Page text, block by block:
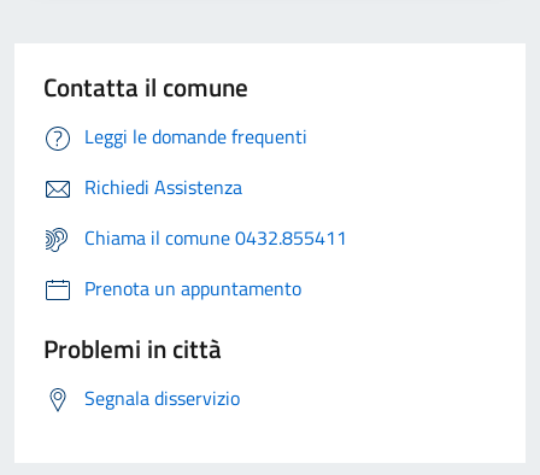
Contatta il comune
Leggi le domande frequenti
Richiedi Assistenza
Chiama il comune 0432.855411
Prenota un appuntamento
Problemi in città
Segnala disservizio